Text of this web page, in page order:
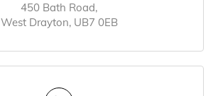
450 Bath Road,
West Drayton, UB7 0EB